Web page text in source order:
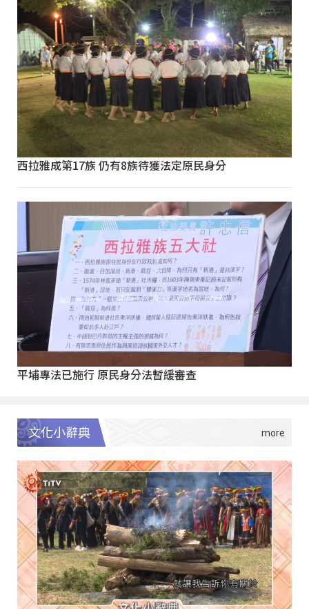
西拉雅成第17族 仍有8族待獲法定原民身分
平埔專法已施行 原民身分法暫緩審查
文化小辭典